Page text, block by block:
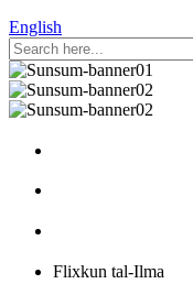
English
Flixkun tal-Ilma